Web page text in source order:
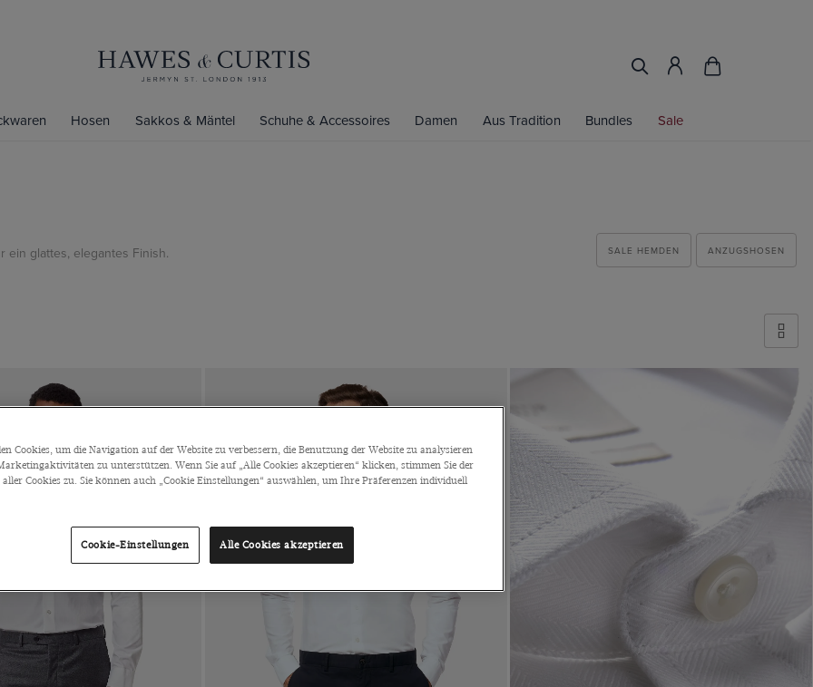
Hosen Sakkos & Mäntel Schuhe & Accessoires Damen Aus Tradition Bundles Sale
ein glattes, elegantes Finish.
SALE HEMDEN ANZUGSHOSEN
Cookies, um die Navigation auf der Website zu verbessern, die Benutzung der Website zu analysieren
zu unterstützen. Wenn Sie auf „Alle Cookies akzeptieren“ klicken, stimmen Sie der
Cookies zu. Sie können auch „Cookie Einstellungen“ auswählen, um Ihre Präferenzen individuell
Cookie-Einstellungen Alle Cookies akzeptieren